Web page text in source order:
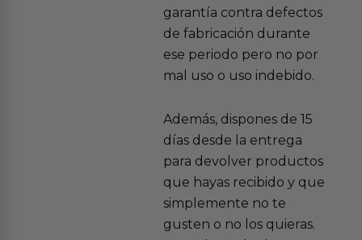
garantía contra defectos
de fabricación durante
ese periodo pero no por
mal uso o uso indebido.
Además, dispones de 15
días desde la entrega
para devolver productos
que hayas recibido y que
simplemente no te
gusten o no los quieras.